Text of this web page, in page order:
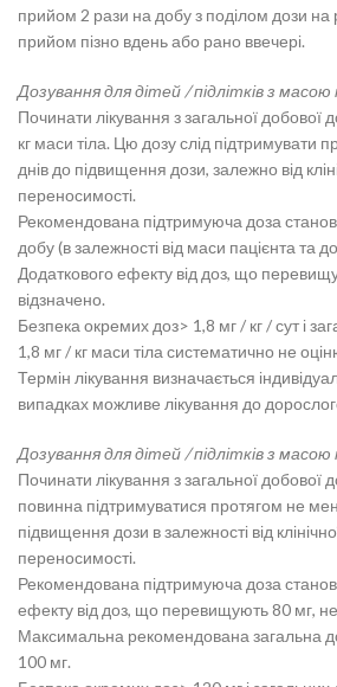
прийом 2 рази на добу з поділом дози на
прийом пізно вдень або рано ввечері.
Дозування для дітей / підлітків з масою
Починати лікування з загальної добової
кг маси тіла. Цю дозу слід підтримувати
днів до підвищення дози, залежно від
переносимості.
Рекомендована підтримуюча доза
добу (в залежності від маси пацієнта та
Додаткового ефекту від доз, що
відзначено.
Безпека окремих доз> 1,8 мг / кг / сут і
1,8 мг / кг маси тіла систематично не
Термін лікування визначається
випадках можливе лікування до
Дозування для дітей / підлітків з
Починати лікування з загальної добової
повинна підтримуватися протягом не
підвищення дози в залежності від
переносимості.
Рекомендована підтримуюча доза
ефекту від доз, що перевищують 80 мг, не
Максимальна рекомендована загальна
100 мг.